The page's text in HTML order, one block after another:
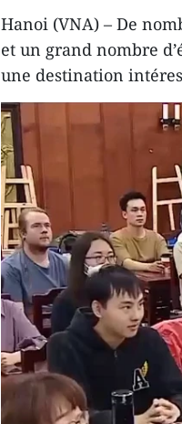
Hanoi (VNA) – De
et un grand nombre
une destination